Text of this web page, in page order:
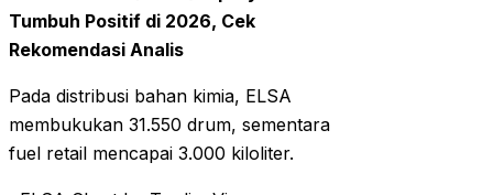
Tumbuh Positif di 2026, Cek
Rekomendasi Analis
Pada distribusi bahan kimia, ELSA
membukukan 31.550 drum, sementara
fuel retail mencapai 3.000 kiloliter.